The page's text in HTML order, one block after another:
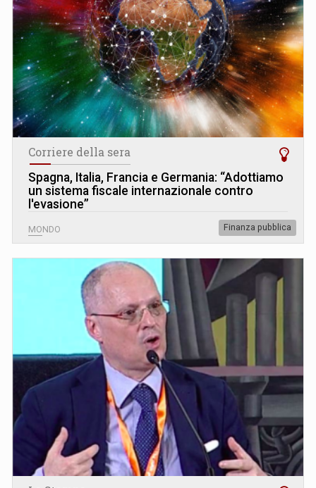
Corriere della sera
Spagna, Italia, Francia e Germania: “Adottiamo
un sistema fiscale internazionale contro
l'evasione”
MONDO Finanza pubblica